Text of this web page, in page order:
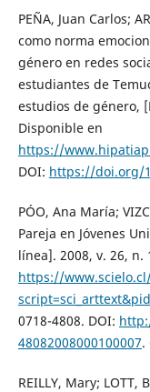
PEÑA, Juan Carlos;
como norma
género en redes
estudiantes de
estudios de género,
Disponible en
https://
DOI: https://doi.org/
PÓO, Ana María;
Pareja en Jóvenes
línea]. 2008, v. 26,
https://
0718-4808. DOI:
48082008000100007.
REILLY, Mary; LOTT,